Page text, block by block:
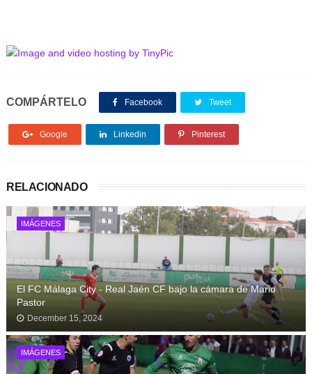
COMPÁRTELO Facebook Tweet
Google Linkedin Pinterest
RELACIONADO
IMÁGENES
El FC Málaga City - Real Jaén CF bajo la cámara de Mario
Pastor
December 15, 2024
IMÁGENES